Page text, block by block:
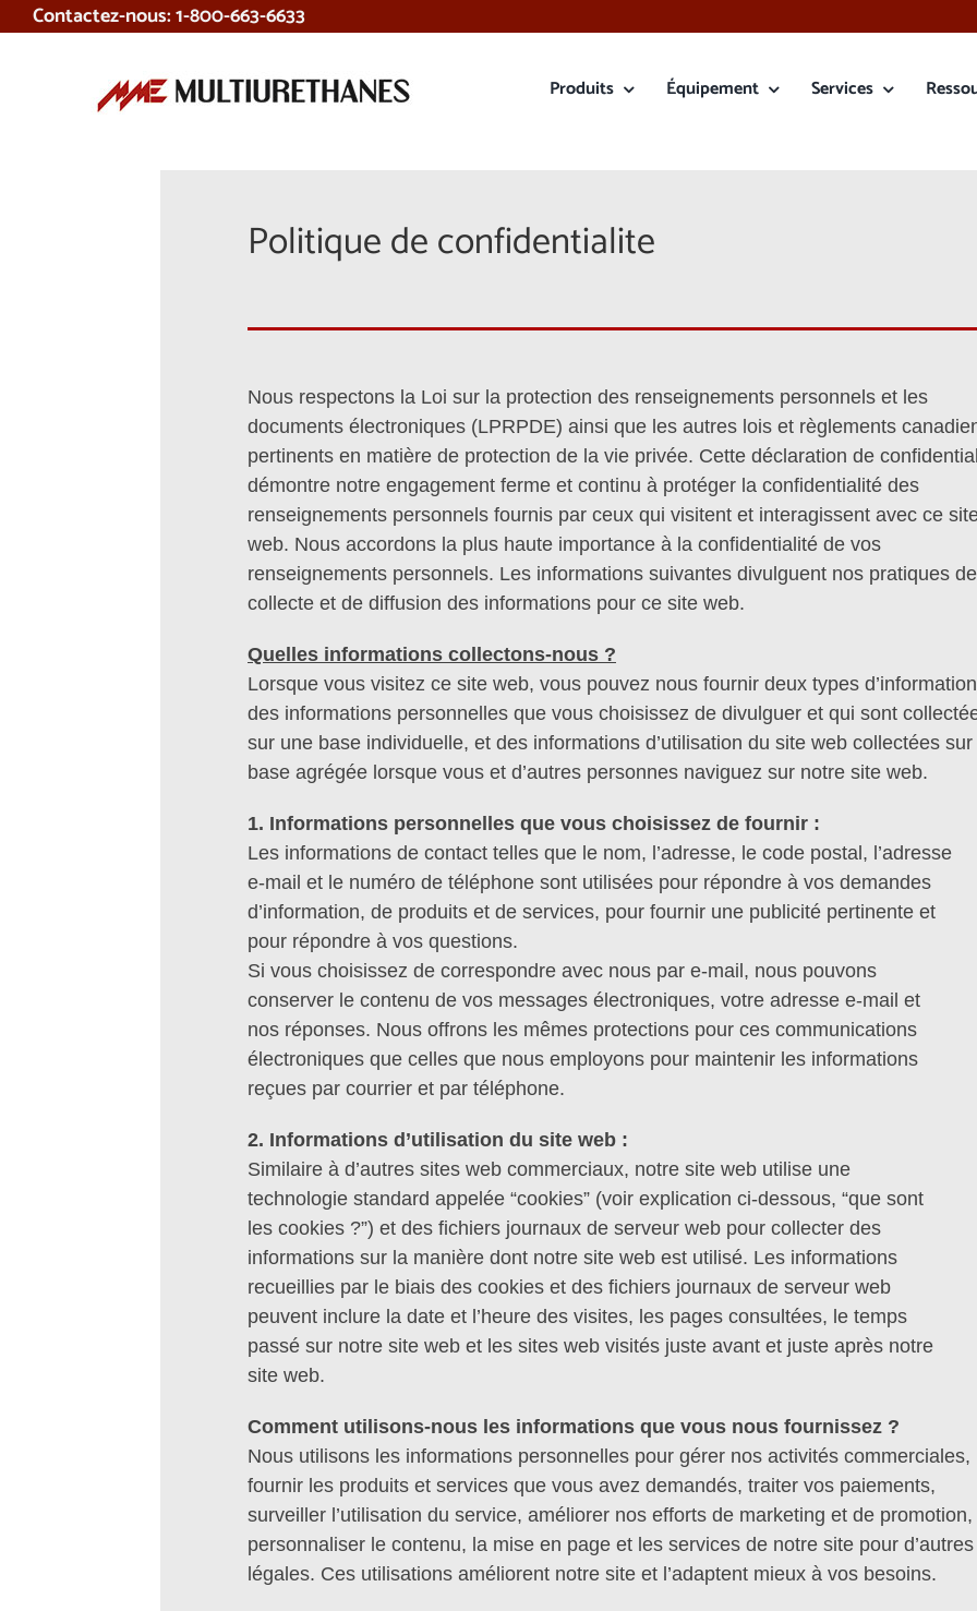
SkipContactez-nous: 1-800-663-6633
Produits Équipement Services
Politique de confidentialite
Nous respectons la Loi sur la protection des renseignements personnels et les
documents électroniques (LPRPDE) ainsi que les autres lois et règlements
pertinents en matière de protection de la vie privée. Cette déclaration de
démontre notre engagement ferme et continu à protéger la confidentialité des
renseignements personnels fournis par ceux qui visitent et interagissent avec ce
web. Nous accordons la plus haute importance à la confidentialité de vos
renseignements personnels. Les informations suivantes divulguent nos pratiques de
collecte et de diffusion des informations pour ce site web.
Quelles informations collectons-nous ?
Lorsque vous visitez ce site web, vous pouvez nous fournir deux types
des informations personnelles que vous choisissez de divulguer et qui sont
sur une base individuelle, et des informations d’utilisation du site web collectées
base agrégée lorsque vous et d’autres personnes naviguez sur notre site web.
1. Informations personnelles que vous choisissez de fournir :
Les informations de contact telles que le nom, l’adresse, le code postal, l’adresse
e-mail et le numéro de téléphone sont utilisées pour répondre à vos demandes
d’information, de produits et de services, pour fournir une publicité pertinente et
pour répondre à vos questions.
Si vous choisissez de correspondre avec nous par e-mail, nous pouvons
conserver le contenu de vos messages électroniques, votre adresse e-mail et
nos réponses. Nous offrons les mêmes protections pour ces communications
électroniques que celles que nous employons pour maintenir les informations
reçues par courrier et par téléphone.
2. Informations d’utilisation du site web :
Similaire à d’autres sites web commerciaux, notre site web utilise une
technologie standard appelée “cookies” (voir explication ci-dessous, “que sont
les cookies ?”) et des fichiers journaux de serveur web pour collecter des
informations sur la manière dont notre site web est utilisé. Les informations
recueillies par le biais des cookies et des fichiers journaux de serveur web
peuvent inclure la date et l’heure des visites, les pages consultées, le temps
passé sur notre site web et les sites web visités juste avant et juste après notre
site web.
Comment utilisons-nous les informations que vous nous fournissez ?
Nous utilisons les informations personnelles pour gérer nos activités commerciales,
fournir les produits et services que vous avez demandés, traiter vos paiements,
surveiller l’utilisation du service, améliorer nos efforts de marketing et de promotion,
personnaliser le contenu, la mise en page et les services de notre site pour
légales. Ces utilisations améliorent notre site et l’adaptent mieux à vos besoins.